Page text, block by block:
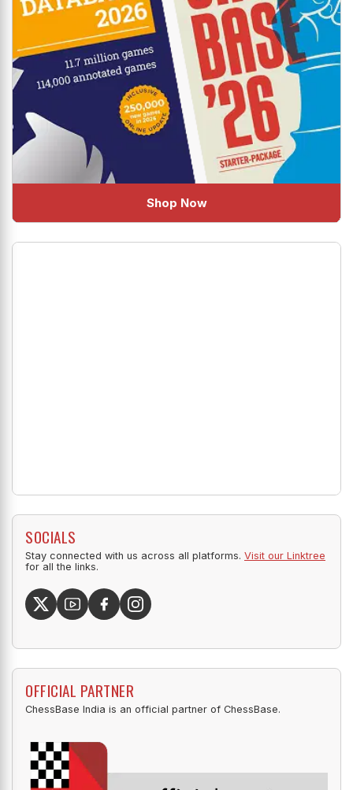
Shop Now
SOCIALS
Stay connected with us across all platforms. Visit our Linktree
for all the links.
OFFICIAL PARTNER
ChessBase India is an official partner of ChessBase.